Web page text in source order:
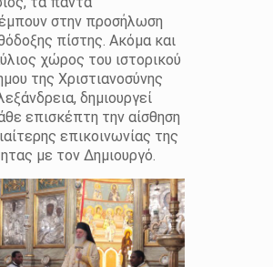
στην προσήλωση
πίστης. Ακόμα και
χώρος του ιστορικού
της Χριστιανοσύνης
δημιουργεί
επισκέπτη την αίσθηση
επικοινωνίας της
με τον Δημιουργό.